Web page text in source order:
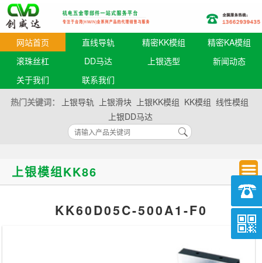
网站首页 直线导轨 精密KK模组
精密KA模组
滚珠丝杠
DD马达 上银选型
新闻动态
关于我们
联系我们
热门关键词：
上银导轨 上银滑块 上银KK模组 KK模组 线性模组
上银DD马达
上银模组KK86
KK60D05C-500A1-F0